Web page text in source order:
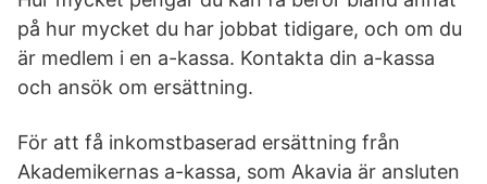
på hur mycket du har jobbat tidigare, och om du
är medlem i en a-kassa. Kontakta din a-kassa
och ansök om ersättning.
För att få inkomstbaserad ersättning från
Akademikernas a-kassa, som Akavia är ansluten